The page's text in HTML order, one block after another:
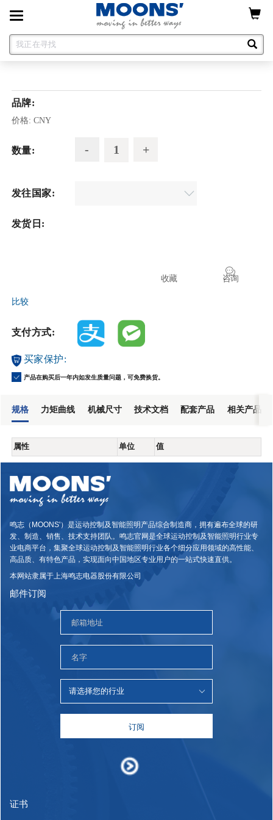
Toggle
navigation
品牌:
价格: CNY
数量:
发往国家:
发货日:
咨询
收藏
比较
支付方式:
买家保护:
产品在购买后一年内如发生质量问题，可免费换货。
规格 力矩曲线 机械尺寸 技术文档 配套产品 相关产品
属性 单位 值
鸣志（MOONS'）是运动控制及智能照明产品综合制造商，拥有遍布全球的研
发、制造、销售、技术支持团队。鸣志官网是全球运动控制及智能照明行业专
业电商平台，集聚全球运动控制及智能照明行业各个细分应用领域的高性能、
高品质、有特色产品，实现面向中国地区专业用户的一站式快速直供。
本网站隶属于上海鸣志电器股份有限公司
邮件订阅
订阅
证书